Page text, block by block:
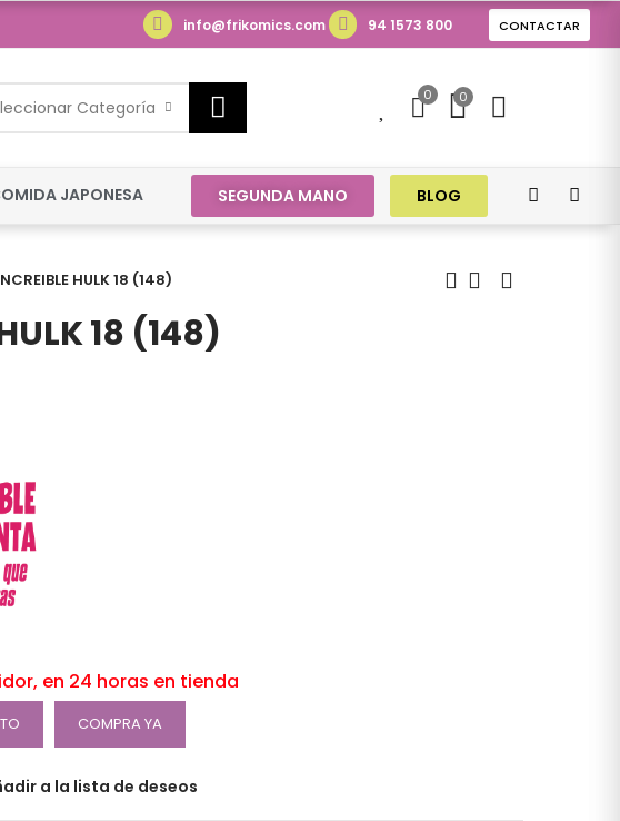
info@frikomics.com 94 1573 800 CONTACTAR
Categoría
0 0
JAPONESA SEGUNDA MANO BLOG
HULK 18 (148)
18 (148)
en 24 horas en tienda
COMPRA YA
a la lista de deseos